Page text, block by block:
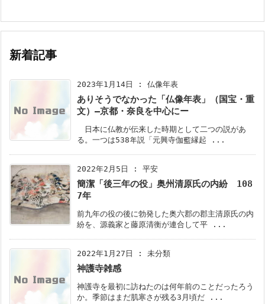
新着記事
2023年1月14日 : 仏像年表
ありそうでなかった「仏像年表」（国宝・重
文）―京都・奈良を中心にー
日本に仏教が伝来した時期として二つの説があ
る。一つは538年説「元興寺伽藍縁起 ...
2022年2月5日 : 平安
簡潔「後三年の役」奥州清原氏の内紛 108
7年
前九年の役の後に勃発した奥六郡の郡主清原氏の内
紛を、源義家と藤原清衡が連合して平 ...
2022年1月27日 : 未分類
神護寺雑感
神護寺を最初に訪ねたのは何年前のことだったろう
か。季節はまだ肌寒さが残る3月頃だ ...